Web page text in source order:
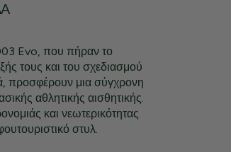
Evo, που πήραν το
τους και του σχεδιασμού
προσφέρουν μια σύγχρονη
αθλητικής αισθητικής.
και νεωτερικότητας
στυλ.